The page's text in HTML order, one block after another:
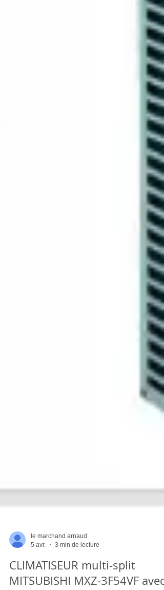
le marchand arnaud
5 avr.
3 min de lecture